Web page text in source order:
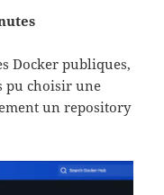
Docker publiques,
pu choisir une
un repository